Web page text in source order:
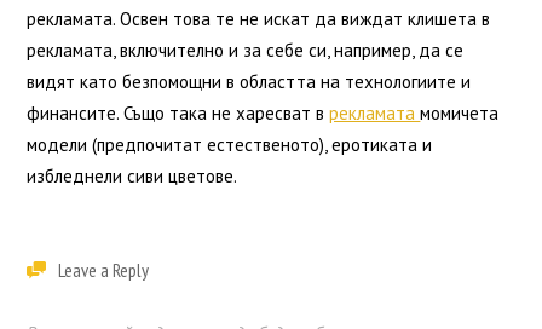
рекламата. Освен това те не искат да виждат клишета в
рекламата, включително и за себе си, например, да се
видят като безпомощни в областта на технологиите и
финансите. Също така не харесват врекламатамомичета
модели (предпочитат естественото), еротиката и
избледнели сиви цветове.
Leave a Reply